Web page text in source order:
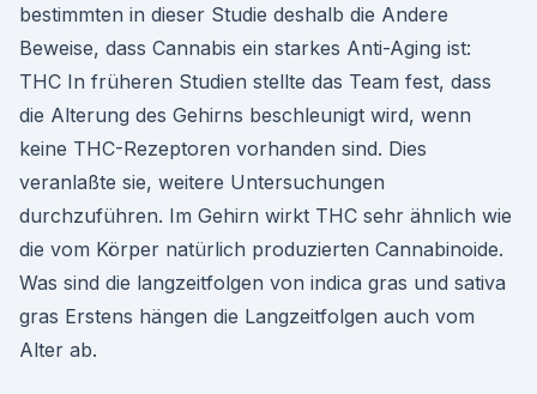
bestimmten in dieser Studie deshalb die Andere
Beweise, dass Cannabis ein starkes Anti-Aging ist:
THC In früheren Studien stellte das Team fest, dass
die Alterung des Gehirns beschleunigt wird, wenn
keine THC-Rezeptoren vorhanden sind. Dies
veranlaßte sie, weitere Untersuchungen
durchzuführen. Im Gehirn wirkt THC sehr ähnlich wie
die vom Körper natürlich produzierten Cannabinoide.
Was sind die langzeitfolgen von indica gras und sativa
gras Erstens hängen die Langzeitfolgen auch vom
Alter ab.